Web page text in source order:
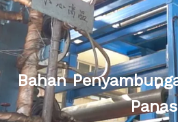
Bahan
Panas